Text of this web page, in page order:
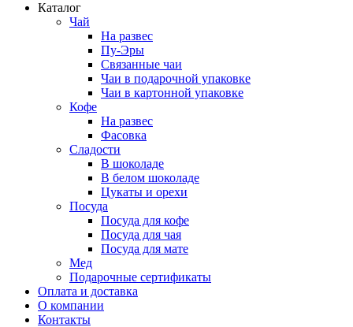
Каталог
Чай
На развес
Пу-Эры
Связанные чаи
Чаи в подарочной упаковке
Чаи в картонной упаковке
Кофе
На развес
Фасовка
Сладости
В шоколаде
В белом шоколаде
Цукаты и орехи
Посуда
Посуда для кофе
Посуда для чая
Посуда для мате
Мед
Подарочные сертификаты
Оплата и доставка
О компании
Контакты